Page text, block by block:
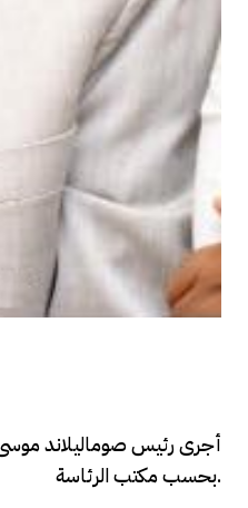
أجرى رئيس صوماليلاند موسى
بحسب مكتب الرئاسة.